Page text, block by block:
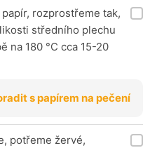
rozprostřeme tak,
středního plechu
na 180 °C cca 15-20
s papírem na pečení
potřeme žervé,